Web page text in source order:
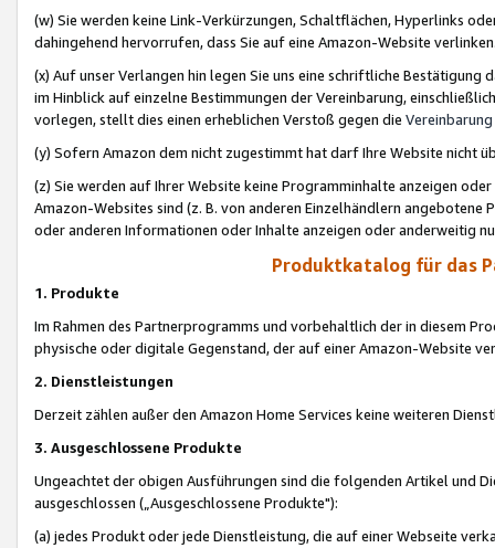
(w) Sie werden keine Link-Verkürzungen, Schaltflächen, Hyperlinks
dahingehend hervorrufen, dass Sie auf eine Amazon-Website
(x) Auf unser Verlangen hin legen Sie uns eine schriftliche
im Hinblick auf einzelne Bestimmungen der Vereinbarung,
vorlegen, stellt dies einen erheblichen Verstoß gegen die Vereinbarung
(y) Sofern Amazon dem nicht zugestimmt hat darf Ihre Website nicht
(z) Sie werden auf Ihrer Website keine Programminhalte anzeigen
Amazon-Websites sind (z. B. von anderen Einzelhändlern
oder anderen Informationen oder Inhalte anzeigen oder anderweitig
Produktkatalog für das
1. Produkte
Im Rahmen des Partnerprogramms und vorbehaltlich der in diesem
physische oder digitale Gegenstand, der auf einer Amazon-Website
2. Dienstleistungen
Derzeit zählen außer den Amazon Home Services keine weiteren
3. Ausgeschlossene Produkte
Ungeachtet der obigen Ausführungen sind die folgenden Artikel und
ausgeschlossen („Ausgeschlossene Produkte"):
(a) jedes Produkt oder jede Dienstleistung, die auf einer Webseite